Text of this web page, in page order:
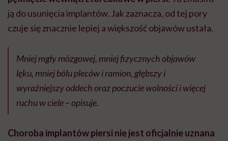
ją do usunięcia implantów. Jak zaznacza, od tej pory
czuje się znacznie lepiej a większość objawów ustała.
Mniej mgły mózgowej, mniej fizycznych objawów
lęku, mniej bólu pleców i ramion, głębszy i
wyraźniejszy oddech oraz poczucie wolności i więcej
ruchu w ciele – opisuje.
Choroba implantów piersi nie jest oficjalnie uznana